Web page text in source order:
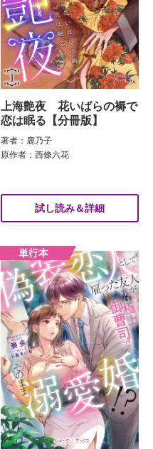
上海艶夜 花いばらの褥で
恋は眠る【分冊版】
著者：鹿乃子
原作者：西條六花
試し読み＆詳細